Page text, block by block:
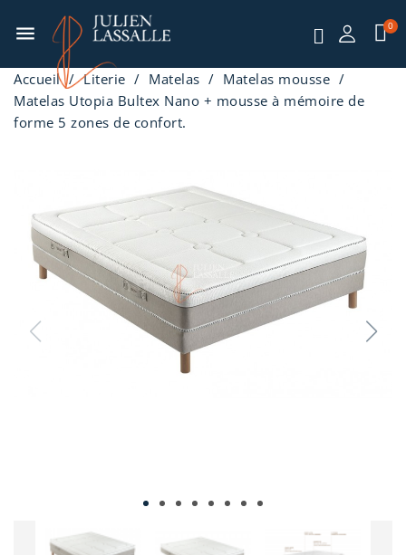
menu
Accueil Literie Matelas
Matelas mousse
Matelas Utopia Bultex Nano + mousse à mémoire de
forme 5 zones de confort.